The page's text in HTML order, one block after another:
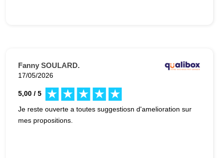
Fanny SOULARD.
17/05/2026
5,00 / 5
Je reste ouverte a toutes suggestiosn d'amelioration sur
mes propositions.